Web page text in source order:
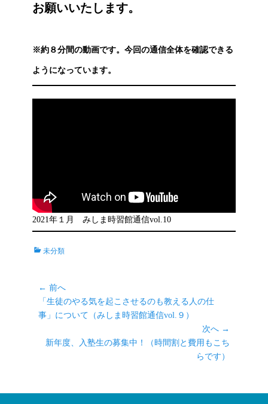
お願いいたします。
※約８分間の動画です。今回の通信全体を確認できる
ようになっています。
2021年１月 みしま時習館通信vol.10
カ 未分類
投
稿
ナ
ゲ
ョ
← 前へ
前
の
事:
「生徒のやる気を起こさせるのも教える人の仕
事」について（みしま時習館通信vol.９）
次へ →
新年度、入塾生の募集中！（時間割と費用もこち
らです）